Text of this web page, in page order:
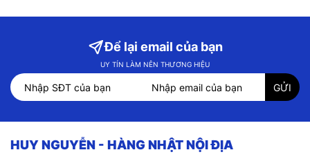
Để lại email của bạn
UY TÍN LÀM NÊN THƯƠNG HIỆU
HUY NGUYỄN - HÀNG NHẬT NỘI ĐỊA